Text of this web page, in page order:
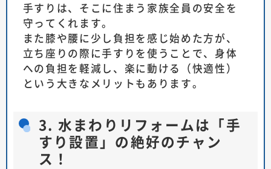
手すりは、そこに住まう家族全員の安全を
守ってくれます。
また膝や腰に少し負担を感じ始めた方が、
立ち座りの際に手すりを使うことで、身体
への負担を軽減し、楽に動ける（快適性）
という大きなメリットもあります。
3. 水まわりリフォームは「手
すり設置」の絶好のチャン
ス！